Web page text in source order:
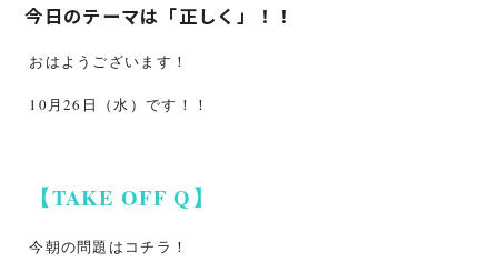
今日のテーマは「正しく」！！
おはようございます！
10月26日（水）です！！
【TAKE OFF Q】
今朝の問題はコチラ！